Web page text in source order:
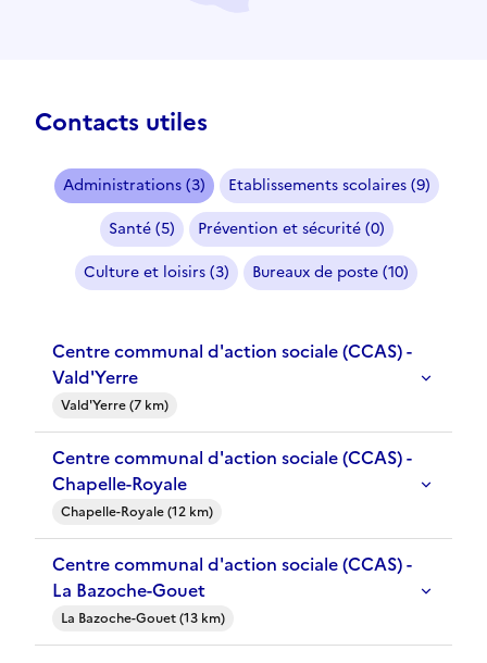
Contacts utiles
Administrations (3)
Etablissements scolaires (9)
Santé (5)
Prévention et sécurité (0)
Culture et loisirs (3)
Bureaux de poste (10)
Centre communal d'action sociale (CCAS) -
Vald'Yerre
Vald'Yerre (7 km)
Centre communal d'action sociale (CCAS) -
Chapelle-Royale
Chapelle-Royale (12 km)
Centre communal d'action sociale (CCAS) -
La Bazoche-Gouet
La Bazoche-Gouet (13 km)